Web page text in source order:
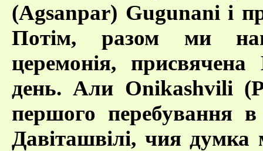
(Agsanpar) Gugunani і
Потім, разом ми
церемонія,
день. Али Onikashvili
першого перебування
Давіташвілі, чия думка